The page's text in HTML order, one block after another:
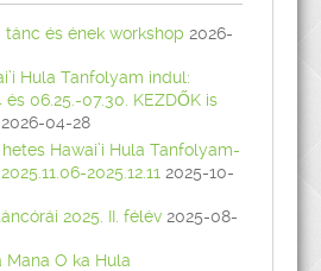
tánc és ének workshop 2026-
Hula Tanfolyam indul:
06.25.-07.30. KEZDŐK is
2026-04-28
Hawai’i Hula Tanfolyam-
2025.12.11 2025-10-
2025. II. félév 2025-08-
O ka Hula